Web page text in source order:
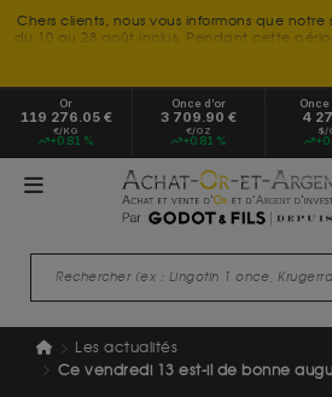
Chers clients, nous vous informons que notre
du 10 au 28 août inclus. Pendant cette
à votre disposition tout l'été. Vous
vendredi, de 9h30 à 18h, pour toute
Nous vous remercions de votre
excellent été.
Or
119 276.05 €
€/KG
+0.81 %
Once d’or
3 709.90 €
€/OZ
+0.81 %
Once
4
$/
Les actualités
Ce vendredi 13 est-il de bonne